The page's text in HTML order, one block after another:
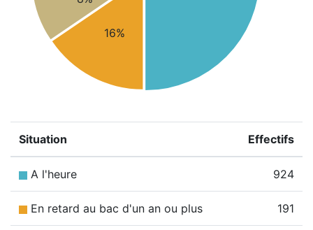
16%
Situation Effectifs
A l'heure 924
En retard au bac d'un an ou plus 191